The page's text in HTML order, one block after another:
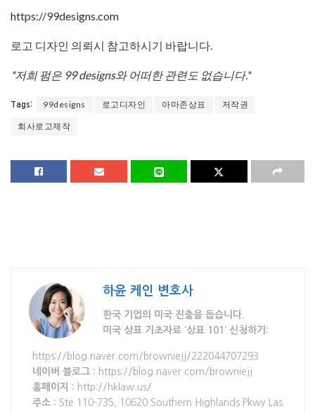
https://99designs.com
로고 디자인 의뢰시 참고하시기 바랍니다.
*저희 펌은 99 designs와 어떠한 관련도 없습니다.*
Tags: 99designs 로고디자인 아마존상표 저작권
회사로고제작
하윤 케인 변호사
한국 기업의 미국 진출을 돕습니다.
미국 상표 기초자료 ‘상표 101’ 신청하기:
https://blog.naver.com/browniejj/222044707293
네이버 블로그 : https://blog.naver.com/browniejj
홈페이지 : http://hklaw.us/
주소 : Ste 110-735, 10620 Southern Highlands Pkwy Las